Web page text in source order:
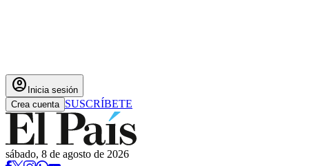
account_circle Inicia sesión
Crea cuenta SUSCRÍBETE
sábado, 8 de agosto de 2026